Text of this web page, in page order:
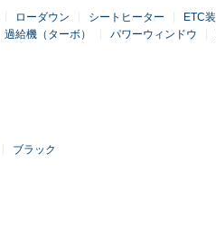
ローダウン シートヒーター ETC
過給機（ターボ） パワーウィンドウ
ブラック